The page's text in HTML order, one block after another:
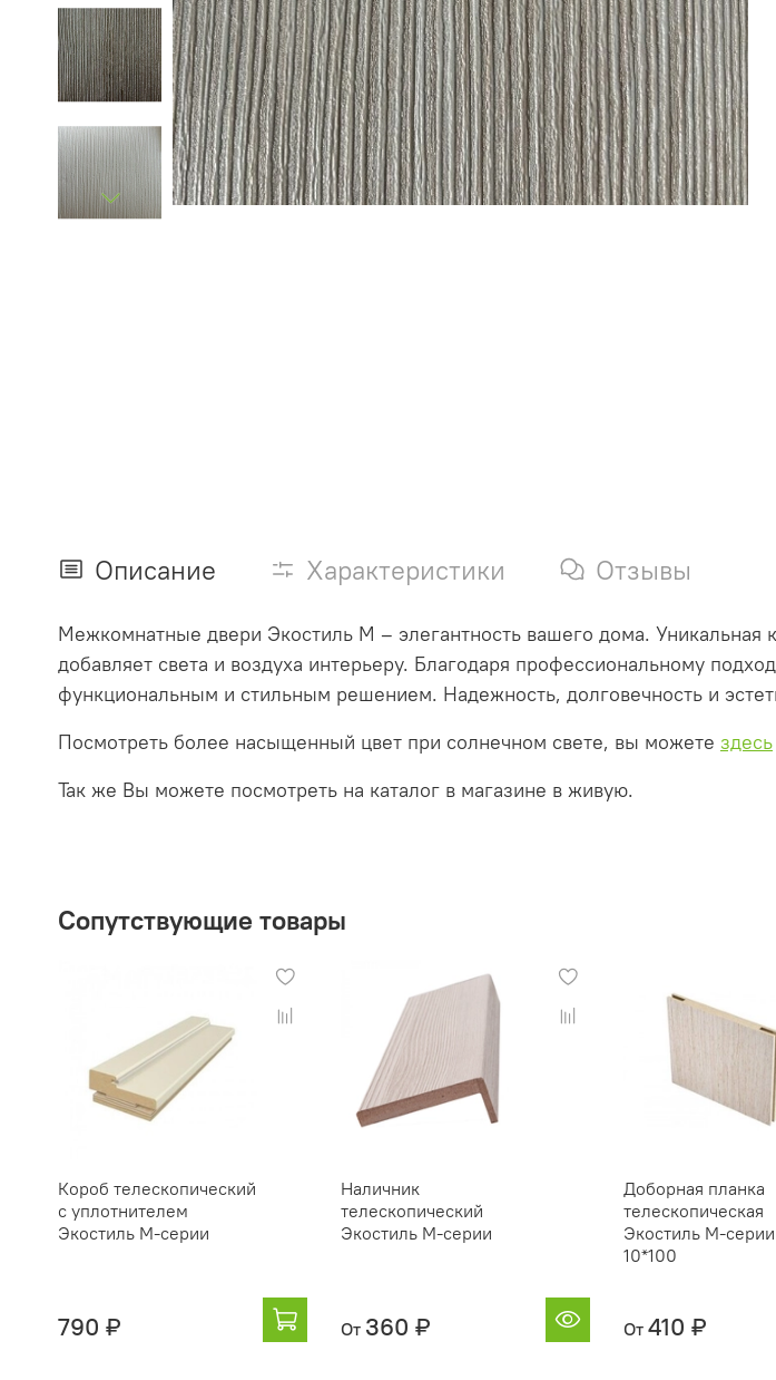
Описание Характеристики Отзывы
Межкомнатные двери Экостиль М – элегантность вашего дома.
добавляет света и воздуха интерьеру. Благодаря профессиональному
функциональным и стильным решением. Надежность, долговечность и
Посмотреть более насыщенный цвет при солнечном свете, вы можете здесь
Так же Вы можете посмотреть на каталог в магазине в живую.
Сопутствующие товары
Короб телескопический
с уплотнителем
Экостиль М-серии
790 ₽
Наличник
телескопический
Экостиль М-серии
От 360 ₽
Доборная планка
телескопическая
Экостиль М-серии
10*100
От 410 ₽